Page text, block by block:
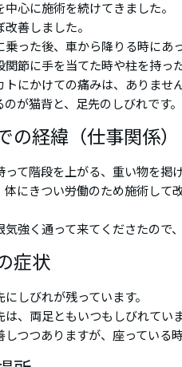
中心に施術を続けてきました。
善しました。
乗った後、車から降りる時にあ
関節に手を当てた時や柱を持っ
トにかけての痛みは、ありません
が猫背と、足先のしびれです。
の経緯（仕事関係）
って階段を上がる、重い物を掲
体にきつい労働のため施術して
気強く通って来てくださたので
症状
にしびれが残っています。
は、両足ともいつもしびれていま
しつつありますが、座っている